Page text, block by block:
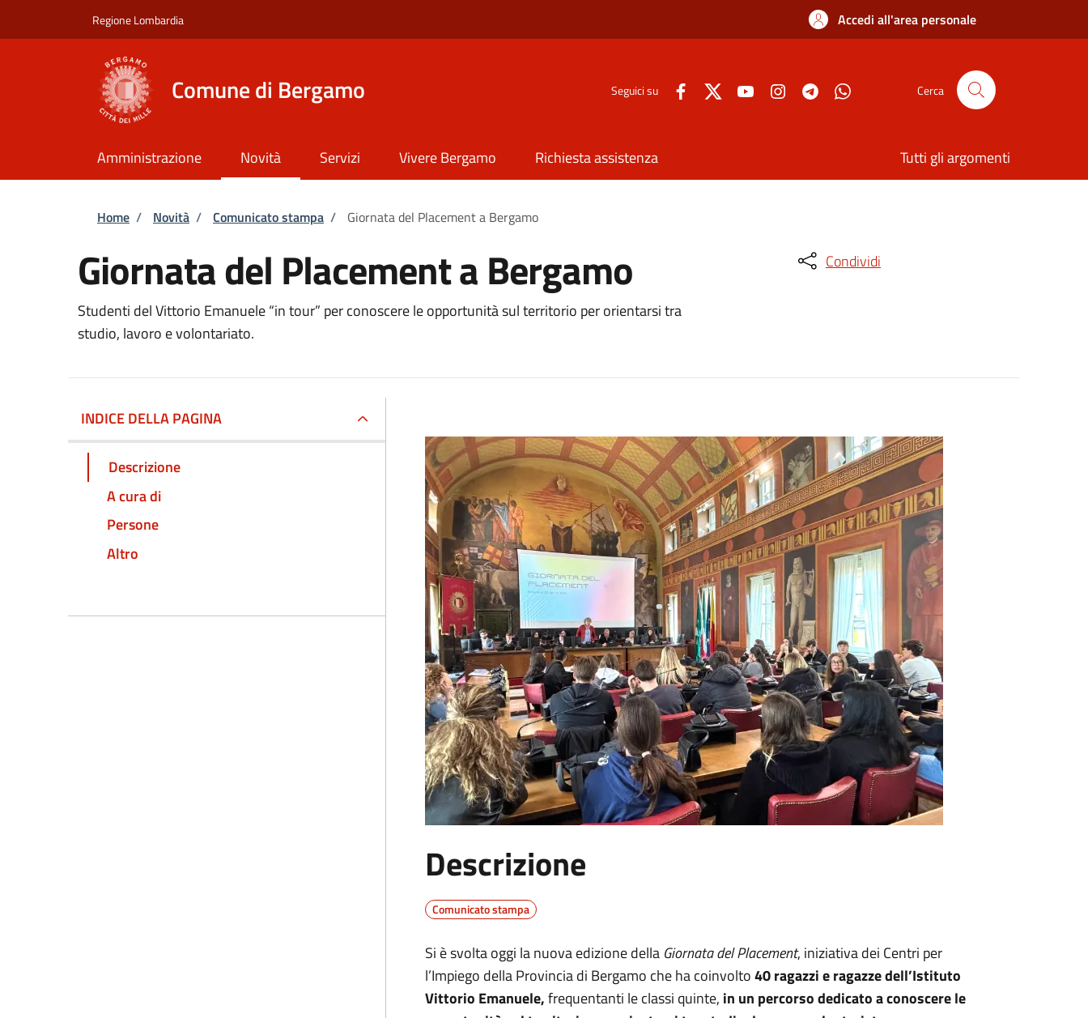
Regione Lombardia Accedi all'area personale
Comune di Bergamo Seguici su Cerca
Amministrazione Novità Servizi Vivere Bergamo Richiesta assistenza Tutti gli argomenti
Briciole di pane
Home / Novità / Comunicato stampa / Giornata del Placement a Bergamo
Giornata del Placement a Bergamo
Studenti del Vittorio Emanuele “in tour” per conoscere le opportunità sul territorio per orientarsi tra
studio, lavoro e volontariato.
Condividi
INDICE DELLA PAGINA
Descrizione
A cura di
Persone
Altro
Descrizione
Comunicato stampa
Si è svolta oggi la nuova edizione della Giornata del Placement, iniziativa dei Centri per
l’Impiego della Provincia di Bergamo che ha coinvolto40 ragazzi e ragazze dell’Istituto
Vittorio Emanuele,frequentanti le classi quinte, in un percorso dedicato a conoscere le